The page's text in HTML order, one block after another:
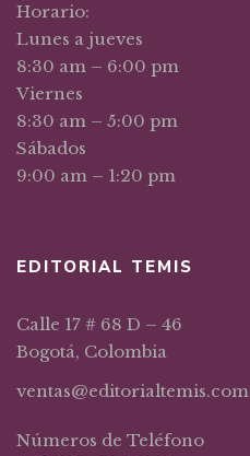
Horario:
Lunes a jueves
8:30 am – 6:00 pm
Viernes
8:30 am – 5:00 pm
Sábados
9:00 am – 1:20 pm
EDITORIAL TEMIS
Calle 17 # 68 D – 46
Bogotá, Colombia
ventas@editorialtemis.com
Números de Teléfono